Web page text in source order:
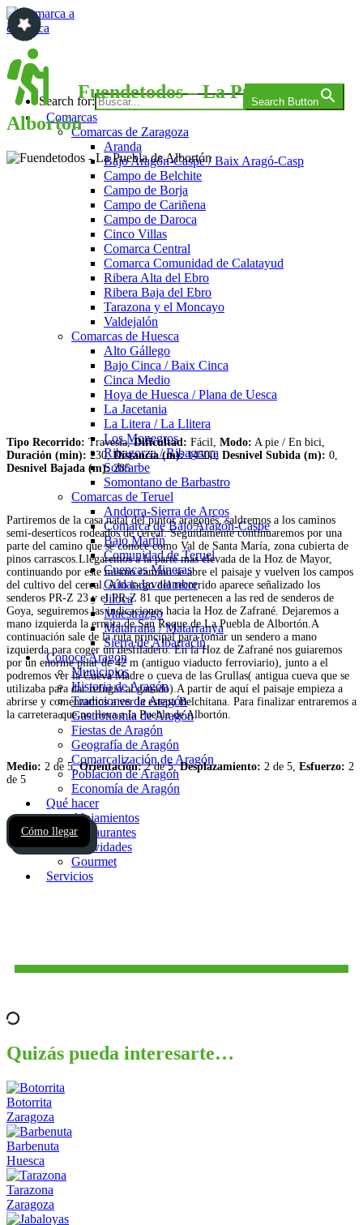
Saltar
al
contenido
Comarca a comarca
Search for: Search Button
Comarcas
Comarcas de Zaragoza
Aranda
Bajo Aragón-Caspe / Baix Aragó-Casp
Campo de Belchite
Campo de Borja
Campo de Cariñena
Campo de Daroca
Cinco Villas
Comarca Central
Comarca Comunidad de Calatayud
Ribera Alta del Ebro
Ribera Baja del Ebro
Tarazona y el Moncayo
Valdejalón
Comarcas de Huesca
Alto Gállego
Bajo Cinca / Baix Cinca
Cinca Medio
Hoya de Huesca / Plana de Uesca
La Jacetania
La Litera / La Llitera
Los Monegros
Ribagorza / Ribagorça
Sobrarbe
Somontano de Barbastro
Comarcas de Teruel
Andorra-Sierra de Arcos
Comarca de Bajo Aragón-Caspe
Bajo Martín
Comunidad de Teruel
Cuencas Mineras
Gúdar-Javalambre
Jiloca
Maestrazgo
Matarraña / Matarranya
Sierra de Albarracín
Conoce Aragón
Municipios
Historia de Aragón
Tradiciones de Aragón
Gastronomía de Aragón
Fiestas de Aragón
Geografía de Aragón
Comarcalización de Aragón
Población de Aragón
Economía de Aragón
Qué hacer
Alojamientos
Restaurantes
Actividades
Gourmet
Servicios
Fuendetodos – La Puebla de
Albortón
Tipo Recorrido: Travesía,Dificultad: Fácil, Modo: A pie / En bici,
Duración (min): 230,Distancia (m):14500, Desnivel Subida (m): 0,
Desnivel Bajada (m):285
Partiremos de la casa natal del pintor aragonés, saldremos a los caminos
semi-deserticos rodeados de cereal. Seguidamente continuaremos por una
parte del camino que se conoce como Val de Santa María, zona cubierta de
pinos carrascos.Llegaremos a la parte mas elevada de la Hoz de Mayor,
continuando por este mismo camino se abre el paisaje y vuelven los campos
del cultivo del cereal. A lo largo del recorrido aparece señalizado los
senderos PR-Z 23 y el PR-Z 81 que pertenecen a las red de senderos de
Goya, seguiremos las indicaciones hacia la Hoz de Zafrané. Dejaremos a
mano izquierda la ermita de San Roque de La Puebla de Albortón.A
continuación sale de la ruta principal para tomar un sendero a mano
izquierda para coger un desfiladero. En la Hoz de Zafrané nos guiaremos
por un enorme pilar de 42 m (antiguo viaducto ferroviario), junto a el
podremos ver la Cueva Madre o cueva de las Grullas( antigua cueva que se
utilizaba para dar refugio al ganado).A partir de aquí el paisaje empieza a
abrirse y comenzamos a ver la estepa Belchitana. Para finalizar entraremos a
la carretera que no lleva a la Puebla de Albortón.
Medio: 2 de 5,Orientación:2 de 5,Desplazamiento: 2 de 5, Esfuerzo: 2
de 5
Cómo llegar
Quizás pueda interesarte…
Botorrita
Zaragoza
Barbenuta
Huesca
Tarazona
Zaragoza